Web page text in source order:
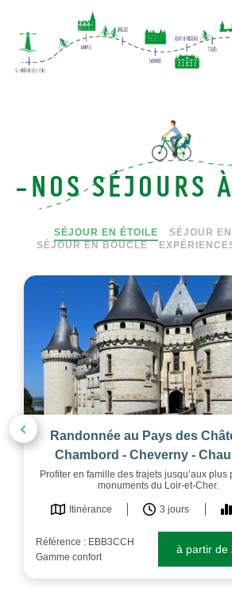
-NOS SÉJOURS
SÉJOUR EN ÉTOILE
SÉJOUR
SÉJOUR EN BOUCLE
Randonnée au Pays des
Chambord - Cheverny -
Profiter en famille des trajets jusqu’aux plus
monuments du Loir-et-Cher.
Itinérance 3 jours
Référence : EBB3CCH
Gamme confort
à partir de